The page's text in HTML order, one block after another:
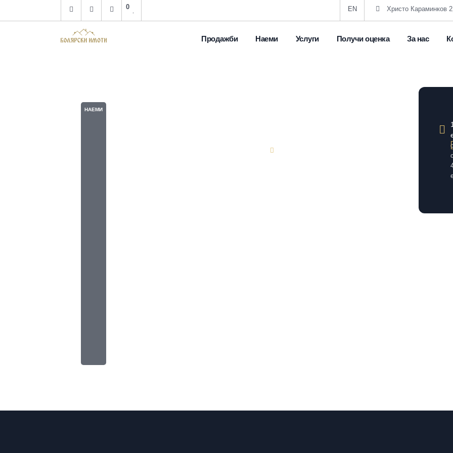
0 EN Христо Караминков
Продажби Наеми Услуги Получи оценка За нас
НАЕМИ
1